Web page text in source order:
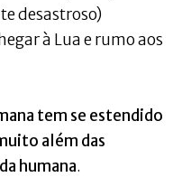
desastroso)
à Lua e rumo aos
tem se estendido
além das
humana.